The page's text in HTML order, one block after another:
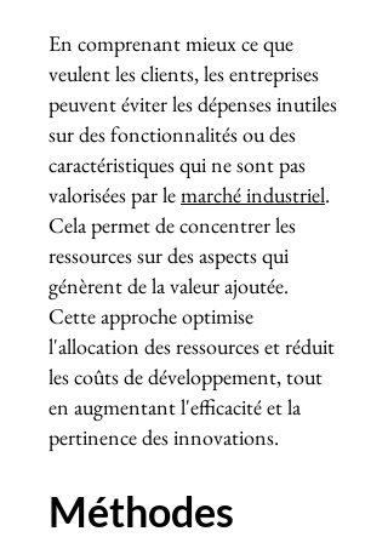
En comprenant mieux ce que
veulent les clients, les entreprises
peuvent éviter les dépenses inutiles
sur des fonctionnalités ou des
caractéristiques qui ne sont pas
valorisées par lemarché industriel.
Cela permet de concentrer les
ressources sur des aspects qui
génèrent de la valeur ajoutée.
Cette approche optimise
l'allocation des ressources et réduit
les coûts de développement, tout
en augmentant l'efficacité et la
pertinence des innovations.
Méthodes